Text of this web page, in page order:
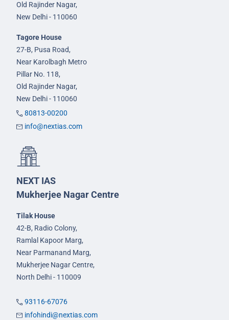
Old Rajinder Nagar,
New Delhi - 110060
Tagore House
27-B, Pusa Road,
Near Karolbagh Metro
Pillar No. 118,
Old Rajinder Nagar,
New Delhi - 110060
80813-00200
info@nextias.com
NEXT IAS
Mukherjee Nagar Centre
Tilak House
42-B, Radio Colony,
Ramlal Kapoor Marg,
Near Parmanand Marg,
Mukherjee Nagar Centre,
North Delhi - 110009
93116-67076
infohindi@nextias.com